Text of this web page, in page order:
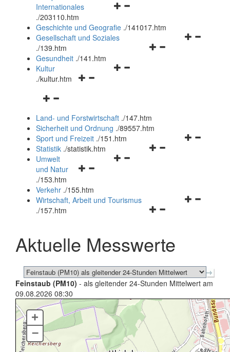
Navigationsmenü
und
schließen
Internationales
./203110.htm
Geschichte und Geografie ./141017.htm
Navigationsmenü
Gesellschaft und Soziales
./139.htm
Navigationsmenü
Gesundheit ./141.htm
Navigationsmenü
Kultur
./kultur.htm
Navigationsmenü
und
schließen
Land- und Forstwirtschaft ./147.htm
Sicherheit und Ordnung ./89557.htm
Navigationsmenü
Sport und Freizeit ./151.htm
Navigationsmenü
Statistik ./statistik.htm
Navigationsmenü
und
schließen
Umwelt
und Natur
./153.htm
Verkehr ./155.htm
Navigationsmenü
schließen
Wirtschaft, Arbeit und Tourismus
./157.htm
Aktuelle Messwerte
Feinstaub (PM10) - als gleitender 24-Stunden Mittelwert am
09.08.2026 08:30
+
–